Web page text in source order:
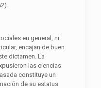
en general, ni
encajan de buen
dictamen. La
las ciencias
constituye un
de su estatus